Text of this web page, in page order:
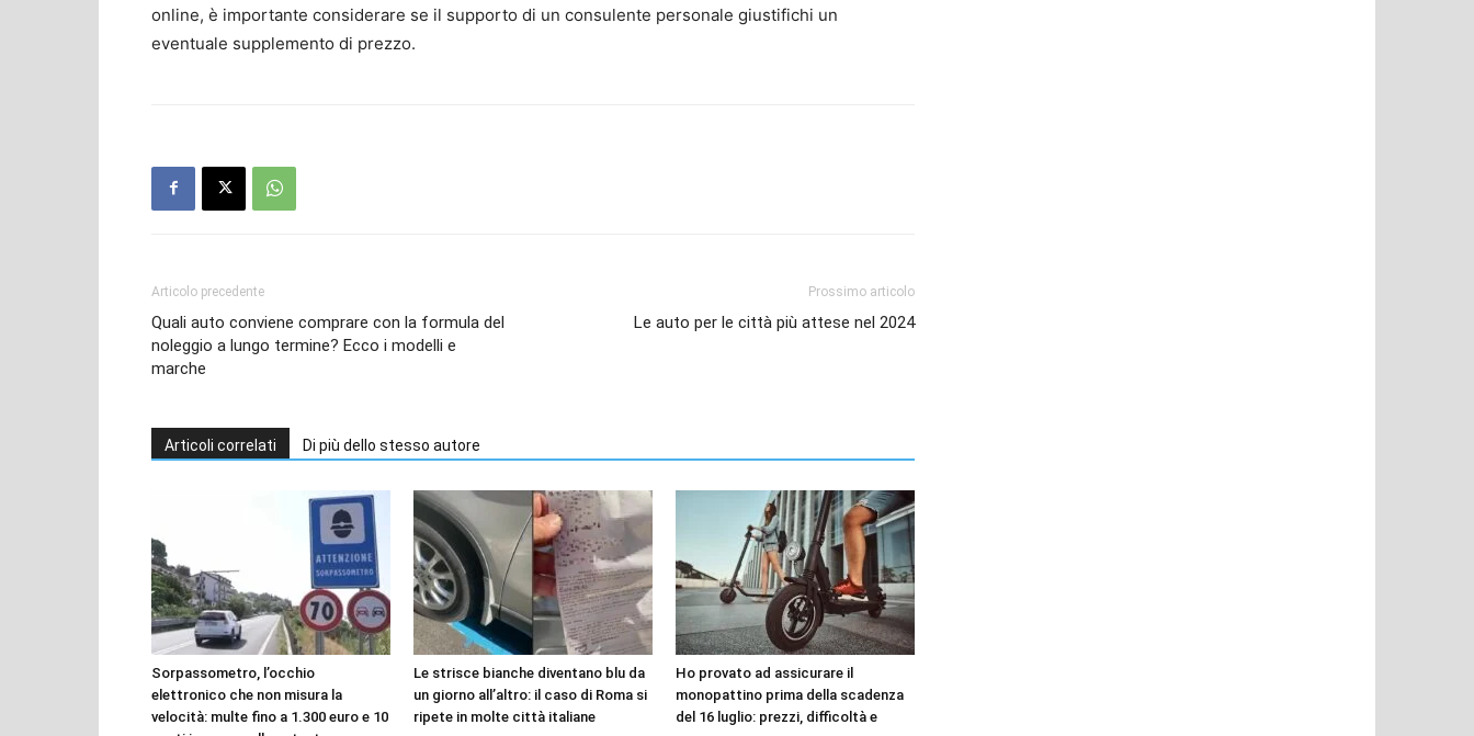
online, è importante considerare se il supporto di un consulente personale giustifichi un
eventuale supplemento di prezzo.
Articolo precedente
Quali auto conviene comprare con la formula del
noleggio a lungo termine? Ecco i modelli e
marche
Prossimo articolo
Le auto per le città più attese nel 2024
Articoli correlati Di più dello stesso autore
Sorpassometro, l’occhio
elettronico che non misura la
velocità: multe fino a 1.300 euro e 10
Le strisce bianche diventano blu da
un giorno all’altro: il caso di Roma si
ripete in molte città italiane
Ho provato ad assicurare il
monopattino prima della scadenza
del 16 luglio: prezzi, difficoltà e